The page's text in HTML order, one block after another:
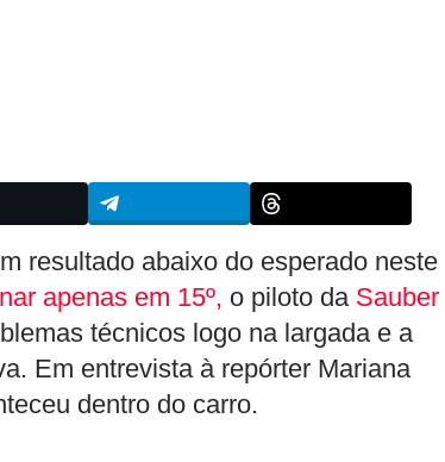
resultado abaixo do esperado neste
apenas em 15º, o piloto da Sauber
técnicos logo na largada e a
Em entrevista à repórter Mariana
dentro do carro.